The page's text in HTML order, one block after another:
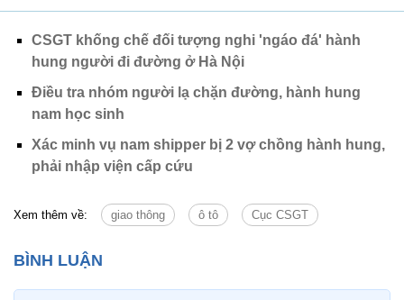
CSGT khống chế đối tượng nghi 'ngáo đá' hành
hung người đi đường ở Hà Nội
Điều tra nhóm người lạ chặn đường, hành hung
nam học sinh
Xác minh vụ nam shipper bị 2 vợ chồng hành hung,
phải nhập viện cấp cứu
Xem thêm về: giao thông ô tô Cục CSGT